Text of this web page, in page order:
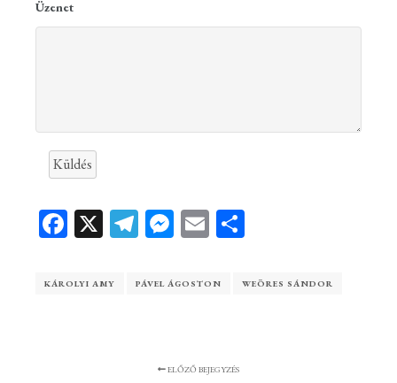
Üzenet
Küldés
Facebook
X Telegram
Messenger
Email
KÁROLYI AMY PÁVEL ÁGOSTON WEÖRES SÁNDOR
ELŐZŐ BEJEGYZÉS